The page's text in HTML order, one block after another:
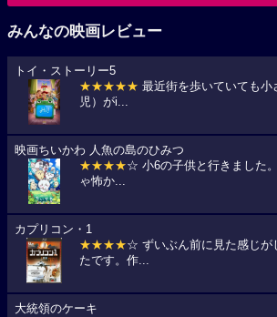
みんなの映画レビュー
トイ・ストーリー5
★★★★★ 最近街を歩いていても小
児）がi...
映画ちいかわ 人魚の島のひみつ
★★★★☆ 小6の子供と行きました
ゃ怖か...
カプリコン・1
★★★★☆ ずいぶん前に見た感じが
たです。作...
大統領のケーキ